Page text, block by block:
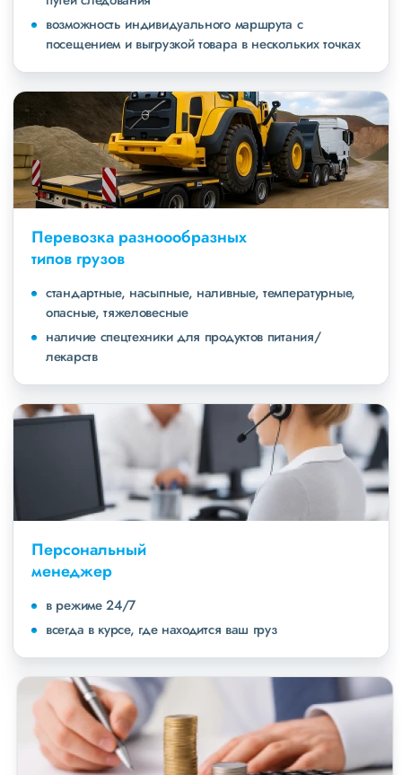
возможность индивидуального маршрута с
посещением и выгрузкой товара в нескольких точках
Перевозка разноообразных
типов грузов
стандартные, насыпные, наливные, температурные,
опасные, тяжеловесные
наличие спецтехники для продуктов питания/
лекарств
Персональный
менеджер
в режиме 24/7
всегда в курсе, где находится ваш груз